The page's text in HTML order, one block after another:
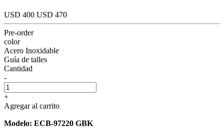
USD 400 USD 470
Pre-order
color
Acero Inoxidable
Guía de talles
Cantidad
-
+
Agregar al carrito
Modelo: ECB-97220 GBK